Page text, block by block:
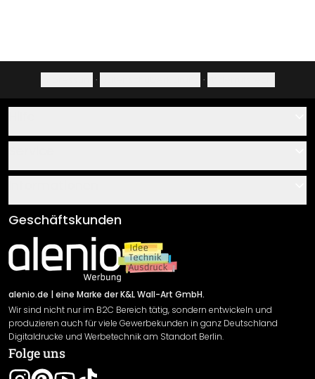
· ·
Über uns
Klebe- und Montageanleitungen
Newsletter An-/Abmeldung
Sendungsverfolgung
AGB
Impressum
Versand & Zahlung
Rücksendung
Widerrufsrecht
Datenschutzerklärung
Gewährleistung
Geschäftskunden
alenio.de | eine Marke der K&L Wall-Art GmbH.
Wir sind nicht nur im B2C Bereich tätig, sondern entwickeln und
produzieren auch für viele Gewerbekunden in ganz Deutschland
Digitaldrucke und Werbetechnik am Standort Berlin.
Folge uns